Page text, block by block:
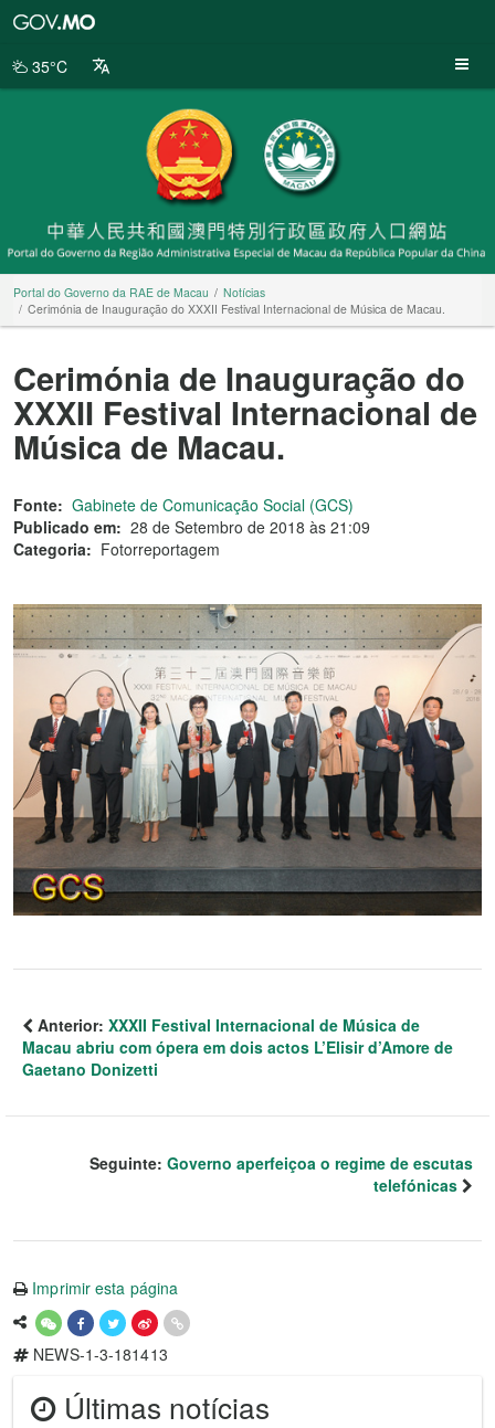
da
35°C
Portal do Governo da RAE de Macau
Notícias
Cerimónia de Inauguração do XXXII Festival Internacional de Música de Macau.
Cerimónia de Inauguração do
XXXII Festival Internacional de
Música de Macau.
Fonte: Gabinete de Comunicação Social (GCS)
Publicado em: 28 de Setembro de 2018 às 21:09
Categoria: Fotorreportagem
Anterior: XXXII Festival Internacional de Música de
Macau abriu com ópera em dois actos L’Elisir d’Amore de
Gaetano Donizetti
Seguinte: Governo aperfeiçoa o regime de escutas
telefónicas
Imprimir esta página
NEWS-1-3-181413
Últimas notícias